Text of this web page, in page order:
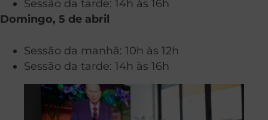
Sessão da tarde: 14h às 16h
Domingo, 5 de abril
Sessão da manhã: 10h às 12h
Sessão da tarde: 14h às 16h